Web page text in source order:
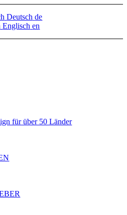
Deutsch de
Englisch en
für über 50 Länder